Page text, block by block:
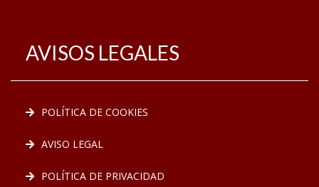
AVISOS LEGALES
POLÍTICA DE COOKIES
AVISO LEGAL
POLÍTICA DE PRIVACIDAD